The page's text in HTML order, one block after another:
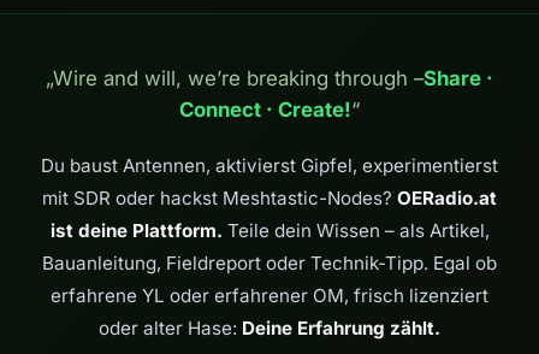
Funkgeräte setzen,
SSB-Hardware und
„Wire and will, we’re breaking through –Share ·
Connect · Create!“
Du baust Antennen, aktivierst Gipfel, experimentierst
mit SDR oder hackst Meshtastic-Nodes? OERadio.at
ist deine Plattform. Teile dein Wissen – als Artikel,
Bauanleitung, Fieldreport oder Technik-Tipp. Egal ob
erfahrene YL oder erfahrener OM, frisch lizenziert
oder alter Hase: Deine Erfahrung zählt.